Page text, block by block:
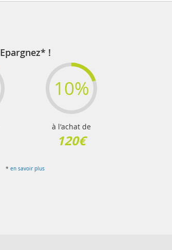
Epargnez* !
10%
à l'achat de
120€
* en savoir plus